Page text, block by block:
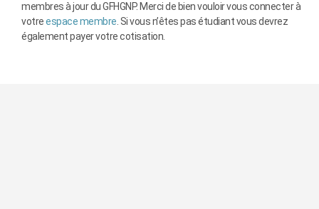
membres à jour du GFHGNP. Merci de bien vouloir vous connecter à
votreespace membre. Si vous n’êtes pas étudiant vous devrez
également payer votre cotisation.